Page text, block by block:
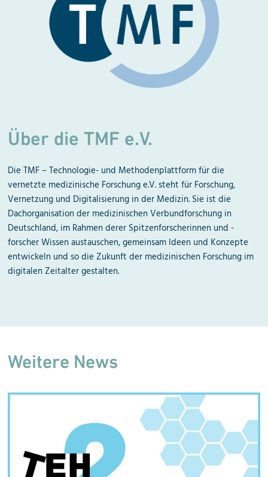
Über die TMF e.V.
Die TMF – Technologie- und Methodenplattform für die
vernetzte medizinische Forschung e.V. steht für Forschung,
Vernetzung und Digitalisierung in der Medizin. Sie ist die
Dachorganisation der medizinischen Verbundforschung in
Deutschland, im Rahmen derer Spitzenforscherinnen und -
forscher Wissen austauschen, gemeinsam Ideen und Konzepte
entwickeln und so die Zukunft der medizinischen Forschung im
digitalen Zeitalter gestalten.
Weitere News